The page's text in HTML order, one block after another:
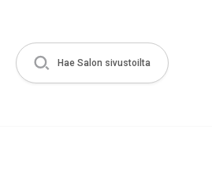
Hae Salon sivustoilta